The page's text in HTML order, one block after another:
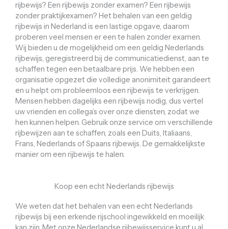
rijbewijs? Een rijbewijs zonder examen? Een rijbewijs
zonder praktijkexamen? Het behalen van een geldig
rijbewijs in Nederland is een lastige opgave, daarom
proberen veel mensen er een te halen zonder examen.
Wij bieden u de mogelijkheid om een ​​geldig Nederlands
rijbewijs, geregistreerd bij de communicatiedienst, aan te
schaffen tegen een betaalbare prijs. We hebben een
organisatie opgezet die volledige anonimiteit garandeert
en u helpt om probleemloos een rijbewijs te verkrijgen.
Mensen hebben dagelijks een rijbewijs nodig, dus vertel
uw vrienden en collega’s over onze diensten, zodat we
hen kunnen helpen. Gebruik onze service om verschillende
rijbewijzen aan te schaffen, zoals een Duits, Italiaans,
Frans, Nederlands of Spaans rijbewijs. De gemakkelijkste
manier om een ​​rijbewijs te halen.
Koop een echt Nederlands rijbewijs
We weten dat het behalen van een echt Nederlands
rijbewijs bij een erkende rijschool ingewikkeld en moeilijk